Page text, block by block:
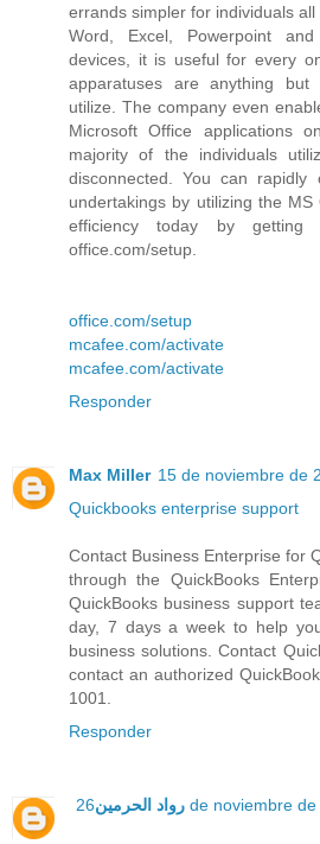
errands simpler for individuals
Word, Excel, Powerpoint
devices, it is useful for every
apparatuses are anything
utilize. The company even
Microsoft Office applications
majority of the individuals
disconnected. You can rapidly
undertakings by utilizing the
efficiency today by
office.com/setup.
office.com/setup
mcafee.com/activate
mcafee.com/activate
Responder
Max Miller 15 de noviembre de
Quickbooks enterprise support
Contact Business Enterprise for
through the QuickBooks
QuickBooks business support
day, 7 days a week to help
business solutions. Contact
contact an authorized
1001.
Responder
رواد الحرمين 26 de noviembre